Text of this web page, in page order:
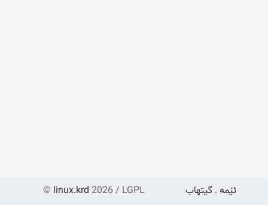
© linux.krd 2026 / LGPL ئێمە . گیتهاب